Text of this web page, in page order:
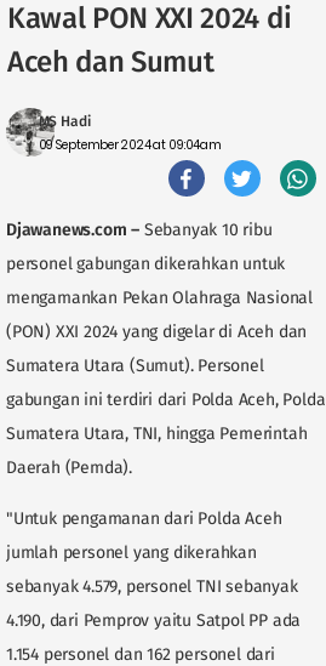
Kawal PON XXI 2024 di
Aceh dan Sumut
MS Hadi
09 September 2024 at 09:04am
Djawanews.com – Sebanyak 10 ribu
personel gabungan dikerahkan untuk
mengamankan Pekan Olahraga Nasional
(PON) XXI 2024 yang digelar di Aceh dan
Sumatera Utara (Sumut). Personel
gabungan ini terdiri dari Polda Aceh, Polda
Sumatera Utara, TNI, hingga Pemerintah
Daerah (Pemda).
"Untuk pengamanan dari Polda Aceh
jumlah personel yang dikerahkan
sebanyak 4.579, personel TNI sebanyak
4.190, dari Pemprov yaitu Satpol PP ada
1.154 personel dan 162 personel dari